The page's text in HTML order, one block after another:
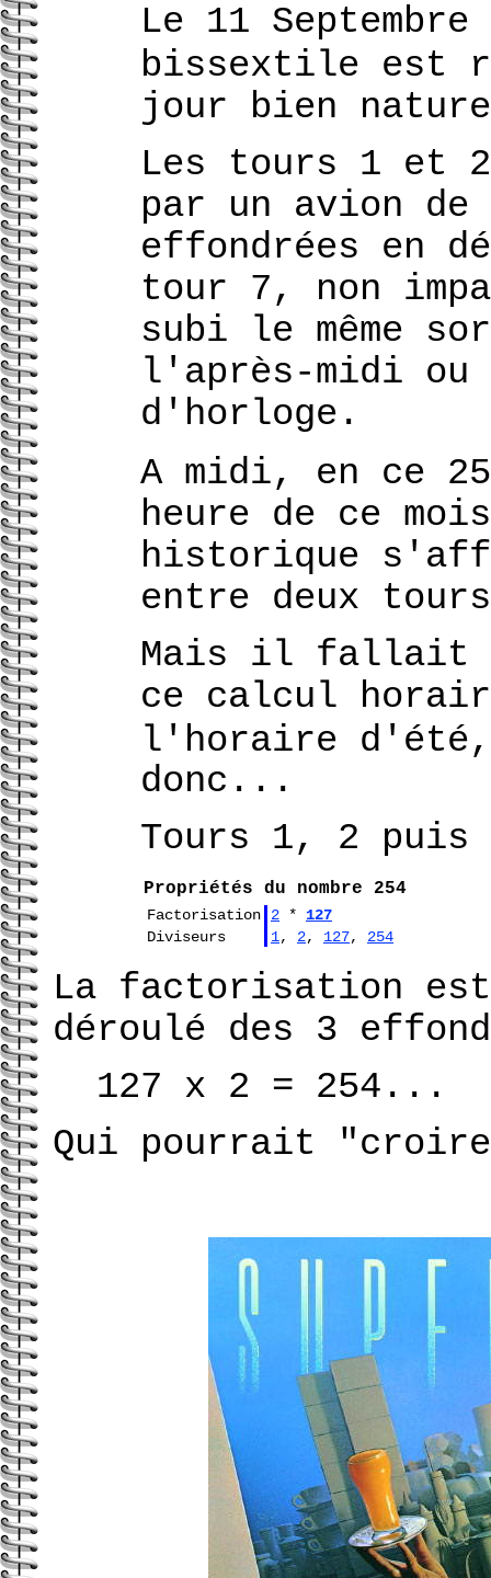
Le 11
bissextile est
jour bien
Les tours 1 et 2
par un avion
effondrées en
tour 7, non
subi le même
l'après-midi ou
d'horloge.
A midi, en ce
heure de ce
historique
entre deux
Mais il fallait
ce calcul
l'horaire d'été,
donc...
Tours 1, 2
Propriétés du nombre 254
Factorisation 2 * 127
Diviseurs
1, 2, 127, 254
La factorisation
déroulé des 3
127 x 2 = 254...
Qui pourrait